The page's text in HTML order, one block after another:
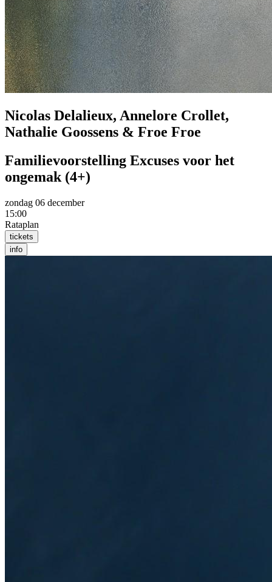
Nicolas Delalieux, Annelore Crollet,
Nathalie Goossens & Froe Froe
Familievoorstelling Excuses voor het
ongemak (4+)
zondag 06 december
15:00
Rataplan
tickets
info